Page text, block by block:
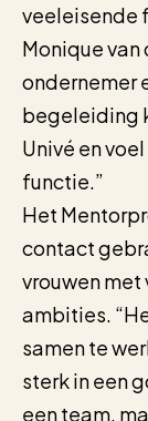
veeleisende
Monique van
ondernemer
begeleiding
Univé en
functie.”
Het
contact
vrouwen
ambities.
samen te
sterk in een
een team,